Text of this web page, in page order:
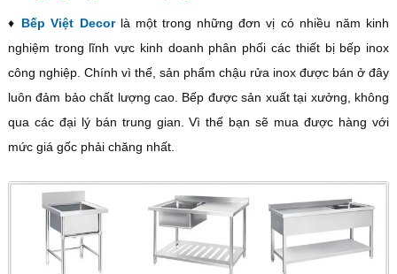
♦ Bếp Việt Decorlà một trong những đơn vị có nhiều năm kinh
nghiệm trong lĩnh vực kinh doanh phân phối các thiết bị bếp inox
công nghiệp. Chính vì thế, sản phẩm chậu rửa inox được bán ở đây
luôn đảm bảo chất lượng cao. Bếp được sản xuất tại xưởng, không
qua các đại lý bán trung gian. Vì thế bạn sẽ mua được hàng với
mức giá gốc phải chăng nhất.